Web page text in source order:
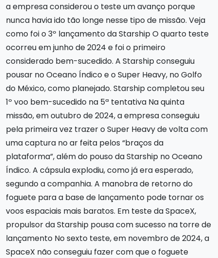
a empresa considerou o teste um avanço porque
nunca havia ido tão longe nesse tipo de missão. Veja
como foi o 3º lançamento da Starship O quarto teste
ocorreu em junho de 2024 e foi o primeiro
considerado bem-sucedido. A Starship conseguiu
pousar no Oceano Índico e o Super Heavy, no Golfo
do México, como planejado. Starship completou seu
1º voo bem-sucedido na 5ª tentativa Na quinta
missão, em outubro de 2024, a empresa conseguiu
pela primeira vez trazer o Super Heavy de volta com
uma captura no ar feita pelos “braços da
plataforma”, além do pouso da Starship no Oceano
Índico. A cápsula explodiu, como já era esperado,
segundo a companhia. A manobra de retorno do
foguete para a base de lançamento pode tornar os
voos espaciais mais baratos. Em teste da SpaceX,
propulsor da Starship pousa com sucesso na torre de
lançamento No sexto teste, em novembro de 2024, a
SpaceX não conseguiu fazer com que o foguete